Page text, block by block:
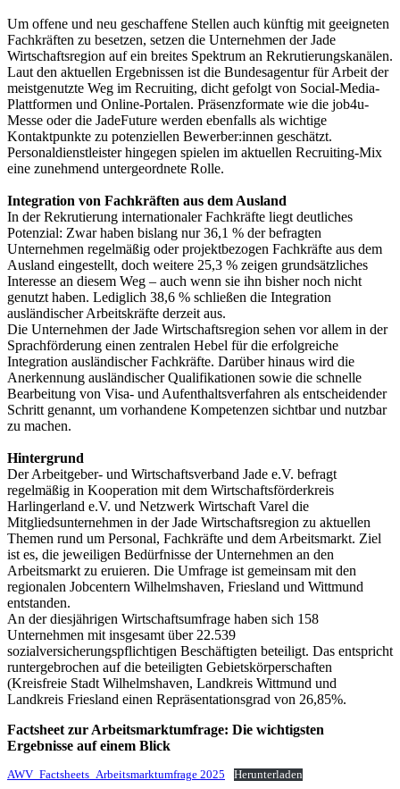
Um offene und neu geschaffene Stellen auch künftig mit geeigneten
Fachkräften zu besetzen, setzen die Unternehmen der Jade
Wirtschaftsregion auf ein breites Spektrum an Rekrutierungskanälen.
Laut den aktuellen Ergebnissen ist die Bundesagentur für Arbeit der
meistgenutzte Weg im Recruiting, dicht gefolgt von Social-Media-
Plattformen und Online-Portalen. Präsenzformate wie die job4u-
Messe oder die JadeFuture werden ebenfalls als wichtige
Kontaktpunkte zu potenziellen Bewerber:innen geschätzt.
Personaldienstleister hingegen spielen im aktuellen Recruiting-Mix
eine zunehmend untergeordnete Rolle.
Integration von Fachkräften aus dem Ausland
In der Rekrutierung internationaler Fachkräfte liegt deutliches
Potenzial: Zwar haben bislang nur 36,1 % der befragten
Unternehmen regelmäßig oder projektbezogen Fachkräfte aus dem
Ausland eingestellt, doch weitere 25,3 % zeigen grundsätzliches
Interesse an diesem Weg – auch wenn sie ihn bisher noch nicht
genutzt haben. Lediglich 38,6 % schließen die Integration
ausländischer Arbeitskräfte derzeit aus.
Die Unternehmen der Jade Wirtschaftsregion sehen vor allem in der
Sprachförderung einen zentralen Hebel für die erfolgreiche
Integration ausländischer Fachkräfte. Darüber hinaus wird die
Anerkennung ausländischer Qualifikationen sowie die schnelle
Bearbeitung von Visa- und Aufenthaltsverfahren als entscheidender
Schritt genannt, um vorhandene Kompetenzen sichtbar und nutzbar
zu machen.
Hintergrund
Der Arbeitgeber- und Wirtschaftsverband Jade e.V. befragt
regelmäßig in Kooperation mit dem Wirtschaftsförderkreis
Harlingerland e.V. und Netzwerk Wirtschaft Varel die
Mitgliedsunternehmen in der Jade Wirtschaftsregion zu aktuellen
Themen rund um Personal, Fachkräfte und dem Arbeitsmarkt. Ziel
ist es, die jeweiligen Bedürfnisse der Unternehmen an den
Arbeitsmarkt zu eruieren. Die Umfrage ist gemeinsam mit den
regionalen Jobcentern Wilhelmshaven, Friesland und Wittmund
entstanden.
An der diesjährigen Wirtschaftsumfrage haben sich 158
Unternehmen mit insgesamt über 22.539
sozialversicherungspflichtigen Beschäftigten beteiligt. Das entspricht
runtergebrochen auf die beteiligten Gebietskörperschaften
(Kreisfreie Stadt Wilhelmshaven, Landkreis Wittmund und
Landkreis Friesland einen Repräsentationsgrad von 26,85%.
Factsheet zur Arbeitsmarktumfrage: Die wichtigsten
Ergebnisse auf einem Blick
AWV_Factsheets_Arbeitsmarktumfrage 2025 Herunterladen